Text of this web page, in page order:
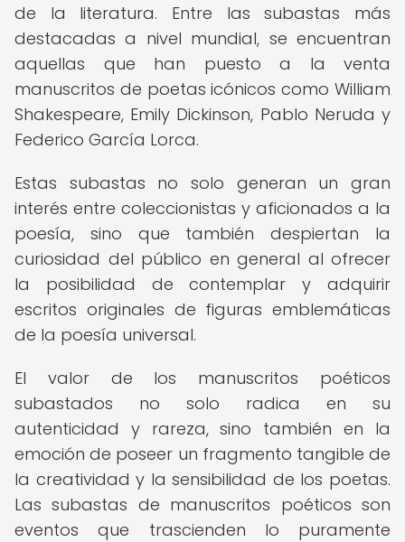
de la literatura. Entre las subastas más
destacadas a nivel mundial, se encuentran
aquellas que han puesto a la venta
manuscritos de poetas icónicos como William
Shakespeare, Emily Dickinson, Pablo Neruda y
Federico García Lorca.
Estas subastas no solo generan un gran
interés entre coleccionistas y aficionados a la
poesía, sino que también despiertan la
curiosidad del público en general al ofrecer
la posibilidad de contemplar y adquirir
escritos originales de figuras emblemáticas
de la poesía universal.
El valor de los manuscritos poéticos
subastados no solo radica en su
autenticidad y rareza, sino también en la
emoción de poseer un fragmento tangible de
la creatividad y la sensibilidad de los poetas.
Las subastas de manuscritos poéticos son
eventos que trascienden lo puramente